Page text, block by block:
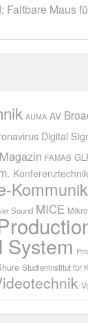
Faltbare Maus
AUMA AV
Digital
FAMAB
Konferenztechnik
Sound MICE
System
Studieninstitut für